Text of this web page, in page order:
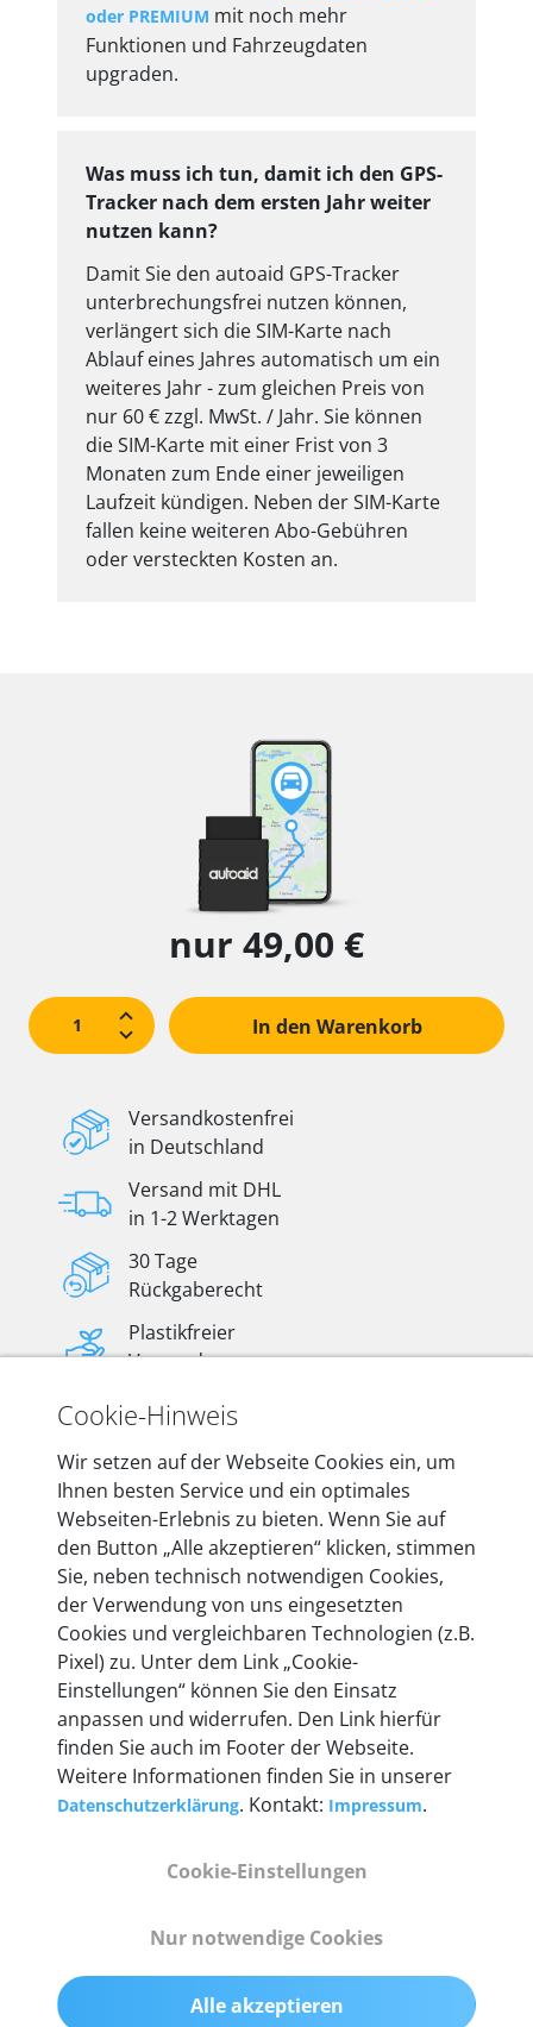
oder PREMIUM mit noch mehr
Funktionen und Fahrzeugdaten
upgraden.
Was muss ich tun, damit ich den GPS-
Tracker nach dem ersten Jahr weiter
nutzen kann?
Damit Sie den autoaid GPS-Tracker
unterbrechungsfrei nutzen können,
verlängert sich die SIM-Karte nach
Ablauf eines Jahres automatisch um ein
weiteres Jahr - zum gleichen Preis von
nur 60 € zzgl. MwSt. / Jahr. Sie können
die SIM-Karte mit einer Frist von 3
Monaten zum Ende einer jeweiligen
Laufzeit kündigen. Neben der SIM-Karte
fallen keine weiteren Abo-Gebühren
oder versteckten Kosten an.
nur 49,00 €
In den Warenkorb
Versandkostenfrei
in Deutschland
Versand mit DHL
in 1-2 Werktagen
30 Tage
Rückgaberecht
Plastikfreier
Versand
EN | EUR (€)
Unternehmen
Zahlungsarten & Versand
© 2026 autoaid GmbH | Impressum | Datenschutz
Vertrag kündigen | Konto löschen
Cookie-Hinweis
Wir setzen auf der Webseite Cookies ein, um
Ihnen besten Service und ein optimales
Webseiten-Erlebnis zu bieten. Wenn Sie auf
den Button „Alle akzeptieren“ klicken, stimmen
Sie, neben technisch notwendigen Cookies,
der Verwendung von uns eingesetzten
Cookies und vergleichbaren Technologien (z.B.
Pixel) zu. Unter dem Link „Cookie-
Einstellungen“ können Sie den Einsatz
anpassen und widerrufen. Den Link hierfür
finden Sie auch im Footer der Webseite.
Weitere Informationen finden Sie in unserer
Datenschutzerklärung. Kontakt: Impressum.
Cookie-Einstellungen
Nur notwendige Cookies
Alle akzeptieren